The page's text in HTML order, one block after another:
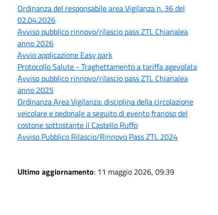
Ordinanza del responsabile area Vigilanza n. 36 del
02.04.2026
Avviso pubblico rinnovo/rilascio pass ZTL Chianalea
anno 2026
Avvio applicazione Easy park
Protocollo Salute - Traghettamento a tariffa agevolata
Avviso pubblico rinnovo/rilascio pass ZTL Chianalea
anno 2025
Ordinanza Area Vigilanza: disciplina della circolazione
veicolare e pedonale a seguito di evento franoso del
costone sottostante il Castello Ruffo
Avviso Pubblico Rilascio/Rinnovo Pass ZTL 2024
Ultimo aggiornamento: 11 maggio 2026, 09:39